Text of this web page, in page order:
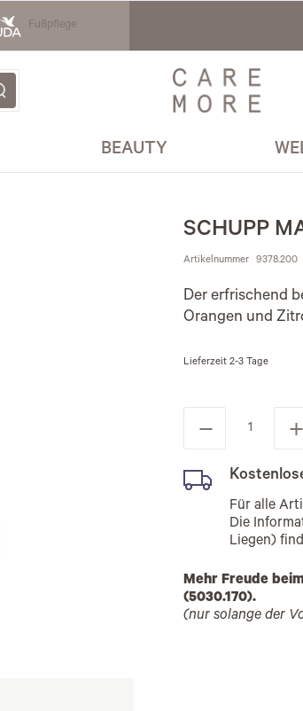
Fußpflege
BEAUTY
SCHUPP
Artikelnummer 9378.200
Der erfrischend
Orangen und
Lieferzeit 2-3 Tage
Für alle
Die
Liegen)
Mehr Freude
(5030.170).
(nur solange der